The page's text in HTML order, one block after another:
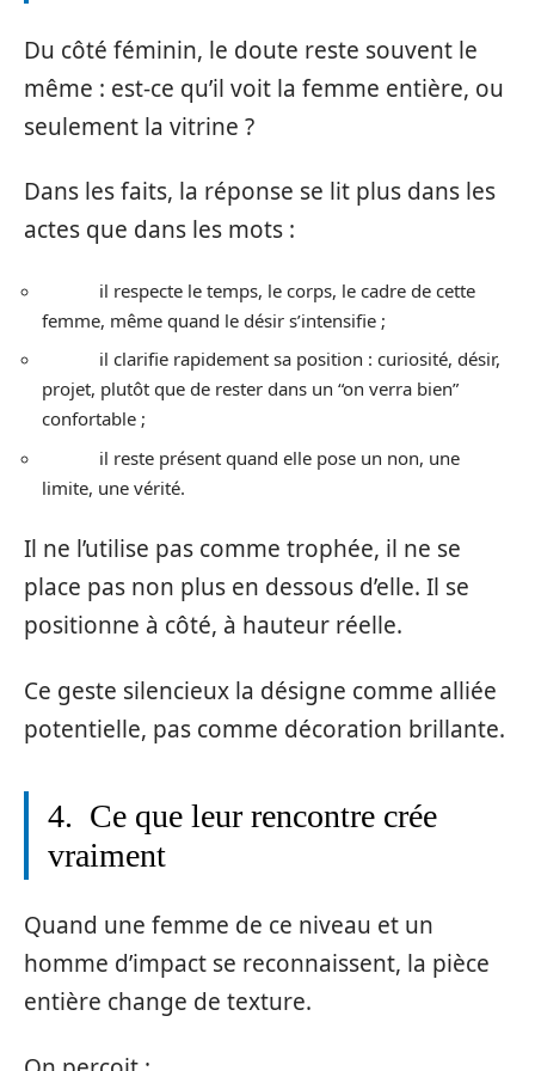
Du côté féminin, le doute reste souvent le
même : est-ce qu’il voit la femme entière, ou
seulement la vitrine ?
Dans les faits, la réponse se lit plus dans les
actes que dans les mots :
il respecte le temps, le corps, le cadre de cette
femme, même quand le désir s’intensifie ;
il clarifie rapidement sa position : curiosité, désir,
projet, plutôt que de rester dans un “on verra bien”
confortable ;
il reste présent quand elle pose un non, une
limite, une vérité.
Il ne l’utilise pas comme trophée, il ne se
place pas non plus en dessous d’elle. Il se
positionne à côté, à hauteur réelle.
Ce geste silencieux la désigne comme alliée
potentielle, pas comme décoration brillante.
4. Ce que leur rencontre crée
vraiment
Quand une femme de ce niveau et un
homme d’impact se reconnaissent, la pièce
entière change de texture.